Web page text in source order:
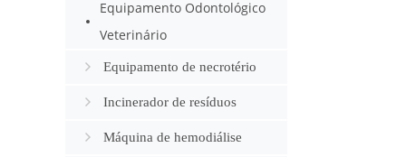
Equipamento Odontológico
Veterinário
Equipamento de necrotério
Incinerador de resíduos
médicosMáquina de hemodiálise